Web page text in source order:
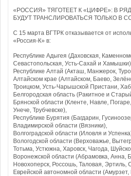
«РОССИЯ» ТЯГОТЕЕТ К «ЦИФРЕ»: В
БУДУТ ТРАНСЛИРОВАТЬСЯ ТОЛЬКО В
С 15 марта ВГТРК отказывается от
«Россия-К» в:
Республике Адыгея (Даховская,
Севастопольская, Усть-Сахай и
Республике Алтай (Акташ, Манжерок,
Алтайском крае (Алтайском, Баево,
Троицком, Усть-Чарышской Пристани,
Белгородская область (Ракитное и
Брянской области (Кленте, Навле,
Унече, Трубчевске),
Республике Бурятия (Багдарин,
Владимирской области (Вязники),
Волгоградской области (Иловля и
Вологодской области (Верховажье,
Тотьма, Устюжна, Харовск, Чагода,
Воронежской области (Абрамовка, Анна,
Новохоперск, Россошь, Таловая, Эртиль,
Еврейской автономной области